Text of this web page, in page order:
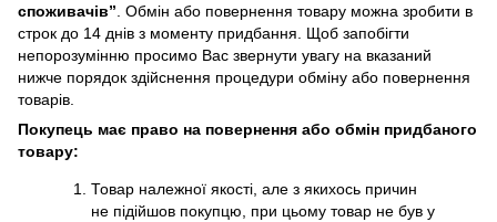
споживачів” . Обмін або повернення товару можна зробити в
строк до 14 днів з моменту придбання. Щоб запобігти
непорозумінню просимо Вас звернути увагу на вказаний
нижче порядок здійснення процедури обміну або повернення
товарів.
Покупець має право на повернення або обмін придбаного
товару:
Товар належної якості, але з якихось причин
не підійшов покупцю, при цьому товар не був у